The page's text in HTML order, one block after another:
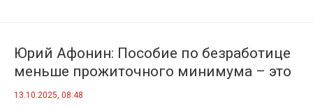
Юрий Афонин: Пособие по безработице
меньше прожиточного минимума – это
издевательство
13.10.2025, 08:48